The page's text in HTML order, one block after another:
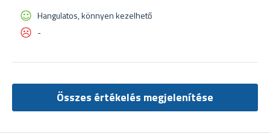
Hangulatos, könnyen kezelhető
-
Összes értékelés megjelenítése